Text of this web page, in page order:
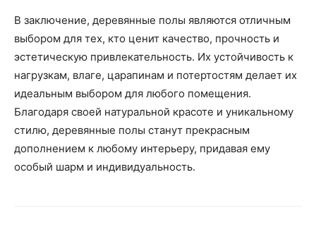
В заключение, деревянные полы являются отличным
выбором для тех, кто ценит качество, прочность и
эстетическую привлекательность. Их устойчивость к
нагрузкам, влаге, царапинам и потертостям делает их
идеальным выбором для любого помещения.
Благодаря своей натуральной красоте и уникальному
стилю, деревянные полы станут прекрасным
дополнением к любому интерьеру, придавая ему
особый шарм и индивидуальность.